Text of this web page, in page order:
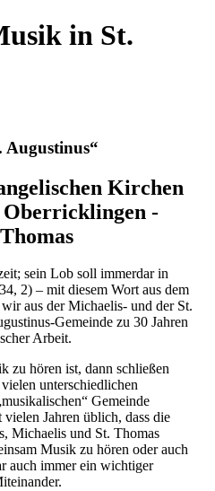
in St.
Augustinus“
Kirchen
-
sein Lob soll immerdar in
2) – mit diesem Wort aus dem
aus der Michaelis- und der St.
Gemeinde zu 30 Jahren
Arbeit.
zu hören ist, dann schließen
unterschiedlichen
Gemeinde
vielen Jahren üblich, dass die
Michaelis und St. Thomas
Musik zu hören oder auch
auch immer ein wichtiger